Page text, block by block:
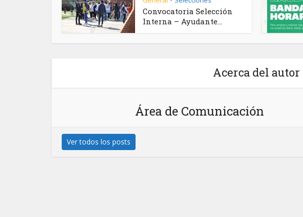
Convocatoria Selección
Interna – Ayudante...
Acerca del autor
Área de Comunicación
Ver todos los posts